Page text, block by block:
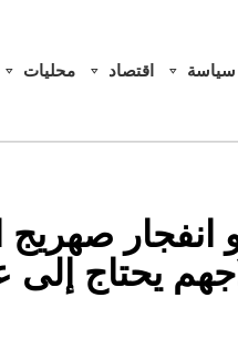
سياسة اقتصاد محليات
انفجار صهريج
يحتاج إلى